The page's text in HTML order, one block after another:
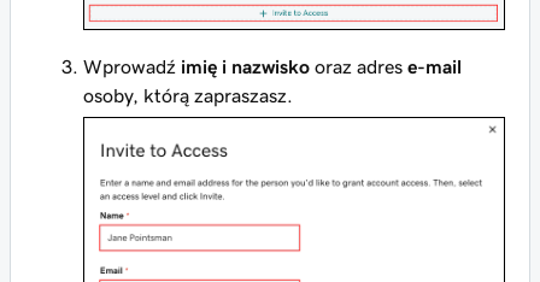
Wprowadź imię i nazwisko oraz adres e-mail
osoby, którą zapraszasz.